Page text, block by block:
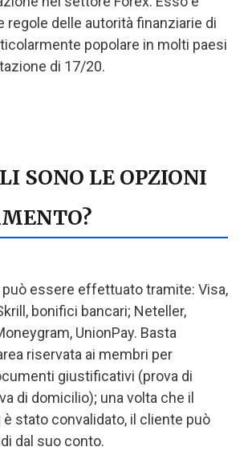
regole delle autorità finanziarie di
popolare in molti paesi
di 17/20.
SONO LE OPZIONI
può essere effettuato tramite: Visa,
bonifici bancari; Neteller,
UnionPay. Basta
riservata ai membri per
giustificativi (prova di
di domicilio); una volta che il
stato convalidato, il cliente può
dal suo conto.